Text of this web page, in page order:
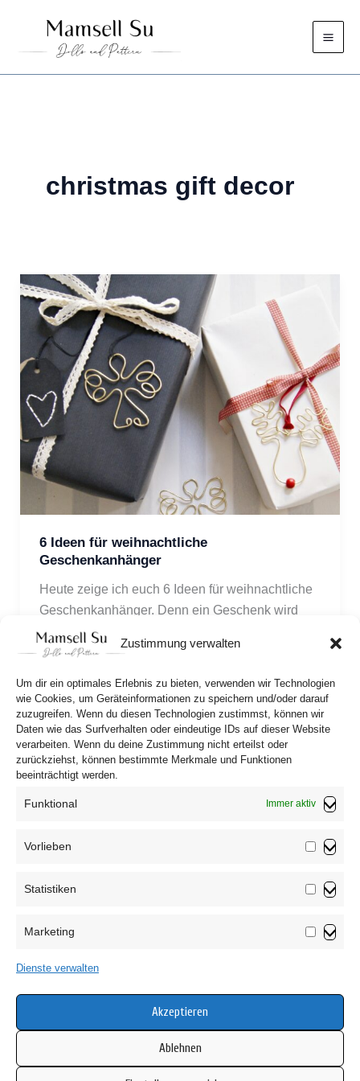
Zustimmung verwalten
Um dir ein optimales Erlebnis zu bieten, verwenden wir Technologien
wie Cookies, um Geräteinformationen zu speichern und/oder darauf
zuzugreifen. Wenn du diesen Technologien zustimmst, können wir
Daten wie das Surfverhalten oder eindeutige IDs auf dieser Website
verarbeiten. Wenn du deine Zustimmung nicht erteilst oder
zurückziehst, können bestimmte Merkmale und Funktionen
beeinträchtigt werden.
Funktional Immer aktiv
Vorlieben
Statistiken
Marketing
Dienste verwalten
Akzeptieren
Ablehnen
springen
christmas gift decor
6 Ideen für weihnachtliche
Geschenkanhänger
Heute zeige ich euch 6 Ideen für weihnachtliche
Geschenkanhänger. Denn ein Geschenk wird
durch eine hübsche Verpackung noch mehr
besonders.
Cookie-Richtlinie (EU)